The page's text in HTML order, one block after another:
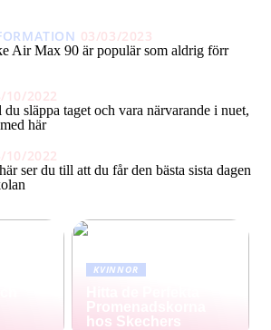
03/03/2023
Air Max 90 är populär som aldrig förr
10/2022
släppa taget och vara närvarande i nuet,
här
10/2022
ser du till att du får den bästa sista dagen
KVINNOR
Promenadskorna
hos Skechers